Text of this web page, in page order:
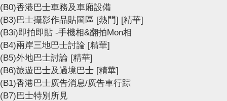
(B0)香港巴士車務及車廂設備
(B3)巴士攝影作品貼圖區 [熱門] [精華]
(B3i)即拍即貼 -手機相&翻拍Mon相
(B4)兩岸三地巴士討論 [精華]
(B5)外地巴士討論 [精華]
(B6)旅遊巴士及過境巴士 [精華]
(B1)香港巴士廣告消息/廣告車行踪
(B7)巴士特別所見